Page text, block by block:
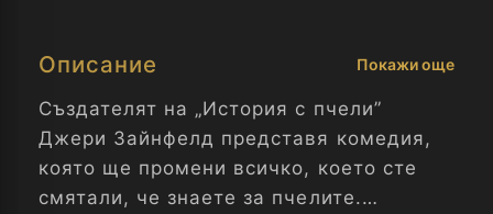
Описание Покажи още
Създателят на „История с пчели”
Джери Зайнфелд представя комедия,
която ще промени всичко, което сте
смятали, че знаете за пчелите.